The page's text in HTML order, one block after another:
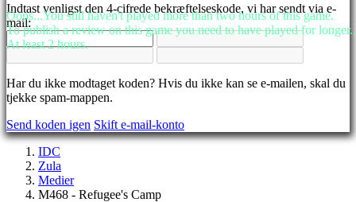
NL
NO
PL
PT
RO
RU
SR
TH
TR
Indtast venligst den 4-cifrede bekræftelseskode, vi har sendt via e-
mail:
Har du ikke modtaget koden? Hvis du ikke kan se e-mailen, skal du
tjekke spam-mappen.
Send koden igen Skift e-mail-konto
IDC
Zula
Medier
M468 - Refugee's Camp
Oops...You still haven't played more than two hours of this game.
To publish a review on this game you need to have played for
At least 2 hours.